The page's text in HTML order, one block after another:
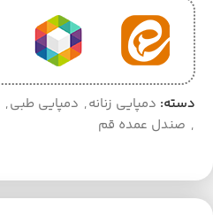
دسته: دمپایی زنانه, دمپایی طبی,
, صندل عمده قم